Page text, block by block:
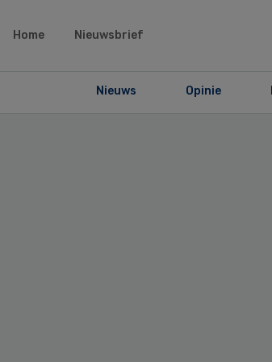
Home Nieuwsbrief
Nieuws Opinie